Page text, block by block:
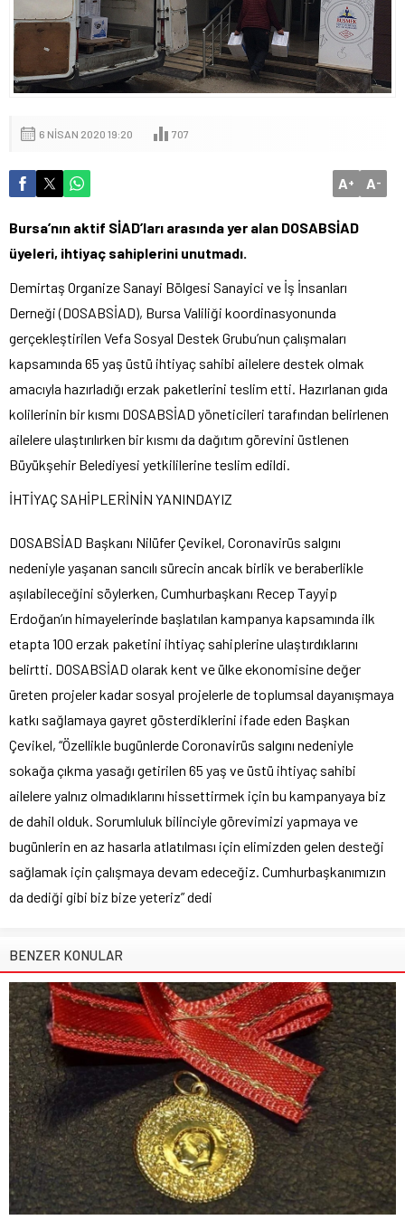
6 NISAN 2020 19:20 707
A+ A-
Bursa’nın aktif SİAD’ları arasında yer alan DOSABSİAD
üyeleri, ihtiyaç sahiplerini unutmadı.
Demirtaş Organize Sanayi Bölgesi Sanayici ve İş İnsanları
Derneği (DOSABSİAD), Bursa Valiliği koordinasyonunda
gerçekleştirilen Vefa Sosyal Destek Grubu’nun çalışmaları
kapsamında 65 yaş üstü ihtiyaç sahibi ailelere destek olmak
amacıyla hazırladığı erzak paketlerini teslim etti. Hazırlanan gıda
kolilerinin bir kısmı DOSABSİAD yöneticileri tarafından belirlenen
ailelere ulaştırılırken bir kısmı da dağıtım görevini üstlenen
Büyükşehir Belediyesi yetkililerine teslim edildi.
İHTİYAÇ SAHİPLERİNİN YANINDAYIZ
DOSABSİAD Başkanı Nilüfer Çevikel, Coronavirüs salgını
nedeniyle yaşanan sancılı sürecin ancak birlik ve beraberlikle
aşılabileceğini söylerken, Cumhurbaşkanı Recep Tayyip
Erdoğan’ın himayelerinde başlatılan kampanya kapsamında ilk
etapta 100 erzak paketini ihtiyaç sahiplerine ulaştırdıklarını
belirtti. DOSABSİAD olarak kent ve ülke ekonomisine değer
üreten projeler kadar sosyal projelerle de toplumsal dayanışmaya
katkı sağlamaya gayret gösterdiklerini ifade eden Başkan
Çevikel, “Özellikle bugünlerde Coronavirüs salgını nedeniyle
sokağa çıkma yasağı getirilen 65 yaş ve üstü ihtiyaç sahibi
ailelere yalnız olmadıklarını hissettirmek için bu kampanyaya biz
de dahil olduk. Sorumluluk bilinciyle görevimizi yapmaya ve
bugünlerin en az hasarla atlatılması için elimizden gelen desteği
sağlamak için çalışmaya devam edeceğiz. Cumhurbaşkanımızın
da dediği gibi biz bize yeteriz” dedi
BENZER KONULAR